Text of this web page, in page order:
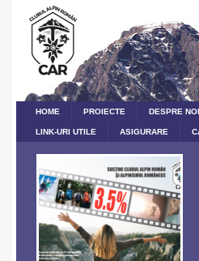
HOME PROIECTE DESPRE NOI
LINK-URI UTILE ASIGURARE